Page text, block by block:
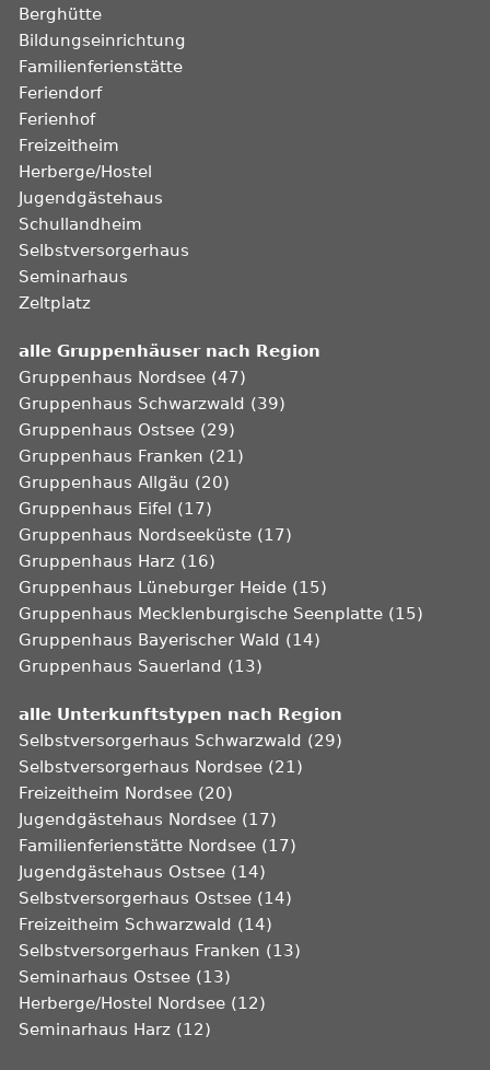
Berghütte
Bildungseinrichtung
Familienferienstätte
Feriendorf
Ferienhof
Freizeitheim
Herberge/Hostel
Jugendgästehaus
Schullandheim
Selbstversorgerhaus
Seminarhaus
Zeltplatz
alle Gruppenhäuser nach Region
Gruppenhaus Nordsee (47)
Gruppenhaus Schwarzwald (39)
Gruppenhaus Ostsee (29)
Gruppenhaus Franken (21)
Gruppenhaus Allgäu (20)
Gruppenhaus Eifel (17)
Gruppenhaus Nordseeküste (17)
Gruppenhaus Harz (16)
Gruppenhaus Lüneburger Heide (15)
Gruppenhaus Mecklenburgische Seenplatte (15)
Gruppenhaus Bayerischer Wald (14)
Gruppenhaus Sauerland (13)
alle Unterkunftstypen nach Region
Selbstversorgerhaus Schwarzwald (29)
Selbstversorgerhaus Nordsee (21)
Freizeitheim Nordsee (20)
Jugendgästehaus Nordsee (17)
Familienferienstätte Nordsee (17)
Jugendgästehaus Ostsee (14)
Selbstversorgerhaus Ostsee (14)
Freizeitheim Schwarzwald (14)
Selbstversorgerhaus Franken (13)
Seminarhaus Ostsee (13)
Herberge/Hostel Nordsee (12)
Seminarhaus Harz (12)